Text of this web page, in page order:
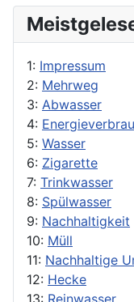
1: Impressum
2: Mehrweg
3: Abwasser
4:
5: Wasser
6: Zigarette
7: Trinkwasser
8: Spülwasser
9: Nachhaltigkeit
10: Müll
11: Nachhaltige
12: Hecke